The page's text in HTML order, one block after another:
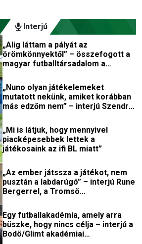
forradalom zajlik. Az Independiente
Rivadavia három év alatt a
másodosztályból a Libertadores-
kupába és az argentin bajnokság
élére jutott, Mendoza kék fele
meghódította a Maracanát és az
országos elitet, idén pedig soha nem
látott magasságba érhet.
Interjú
„Alig láttam a pályát az
örömkönnyektől” – összefogott a
magyar futballtársadalom a
kerekesszékbe került játékosért
„Nuno olyan játékelemeket
mutatott nekünk, amiket korábban
más edzőm nem” – interjú Szendrei
Norberttel
„Mi is látjuk, hogy mennyivel
piacképesebbek lettek a
játékosaink az ifi BL miatt”
„Az ember játssza a játékot, nem
pusztán a labdarúgó” – interjú Rune
Bergerrel, a Tromsö
Egy futballakadémia, amely arra
büszke, hogy nincs célja – interjú a
Bodö/Glimt akadémiai